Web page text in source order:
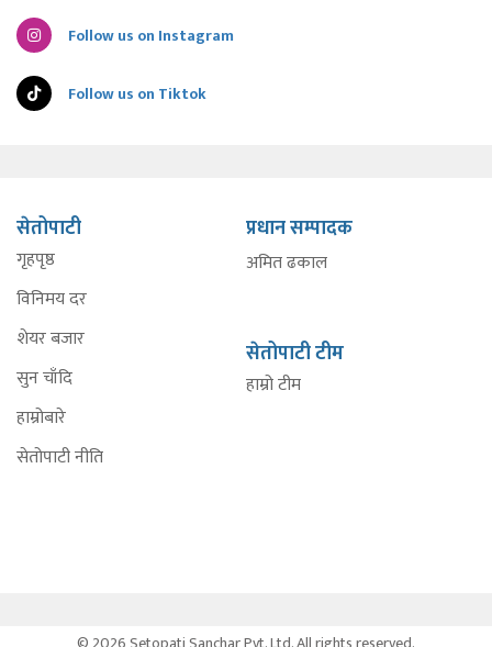
Follow us on Instagram
Follow us on Tiktok
सेतोपाटी
गृहपृष्ठ
विनिमय दर
शेयर बजार
सुन चाँदि
हाम्रोबारे
सेतोपाटी नीति
प्रधान सम्पादक
अमित ढकाल
सेतोपाटी टीम
हाम्रो टीम